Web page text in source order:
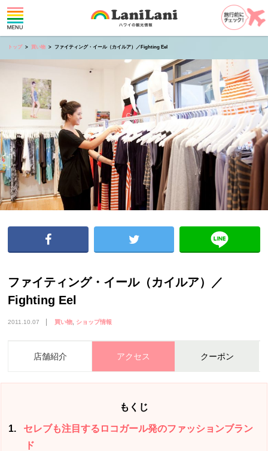
トップ 買い物 ファイティング・イール（カイルア）／Fighting Eel
ファイティング・イール（カイルア）／
Fighting Eel
2011.10.07 買い物 ショップ情報
店舗紹介 アクセス クーポン
もくじ
1
セレブも注目するロコガール発のファッションブラン
ド